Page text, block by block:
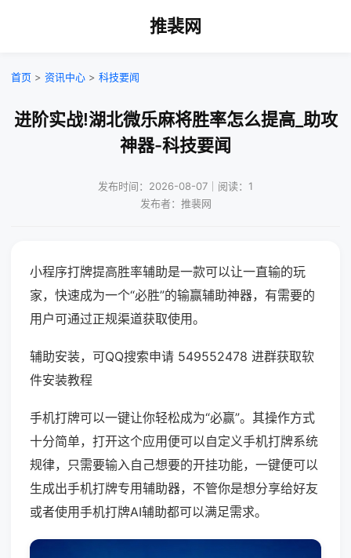
推裴网
首页 > 资讯中心 > 科技要闻
进阶实战!湖北微乐麻将胜率怎么提高_助攻
神器-科技要闻
发布时间：2026-08-07｜阅读：1
发布者：推裴网
小程序打牌提高胜率辅助是一款可以让一直输的玩
家，快速成为一个“必胜”的输赢辅助神器，有需要的
用户可通过正规渠道获取使用。
辅助安装，可QQ搜索申请 549552478 进群获取软
件安装教程
手机打牌可以一键让你轻松成为“必赢”。其操作方式
十分简单，打开这个应用便可以自定义手机打牌系统
规律，只需要输入自己想要的开挂功能，一键便可以
生成出手机打牌专用辅助器，不管你是想分享给好友
或者使用手机打牌AI辅助都可以满足需求。